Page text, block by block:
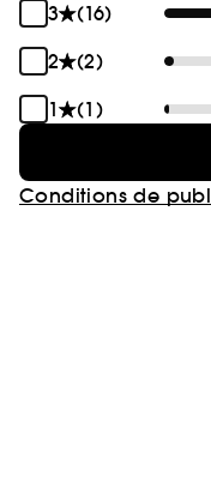
3
(16)
2
(2)
1
(1)
Conditions de